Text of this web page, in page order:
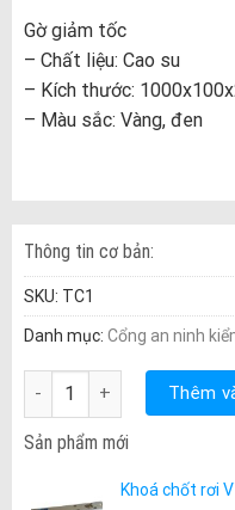
Gờ giảm tốc
– Chất liệu: Cao su
– Kích thước:
– Màu sắc: Vàng, đen
Thông tin cơ bản:
SKU: TC1
Danh mục: Cổng an ninh
Gờ giảm tốc chất liệu cao
Thêm
Sản phẩm mới
Khoá chốt rơi